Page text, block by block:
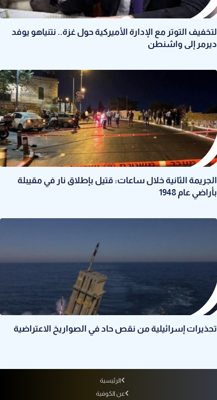
لتخفيف التوتر مع الإدارة الأميركية حول غزة.. نتنياهو يوفد
ديرمر إلى واشنطن
الجريمة الثانية خلال ساعات: قتيل بإطلاق نار في مقيبلة
بأراضي عام 1948
تحذيرات إسرائيلية من نقص حاد في الصواريخ الاعتراضية
الرئيسية
عن الكوفية